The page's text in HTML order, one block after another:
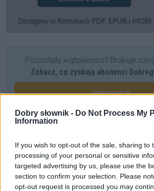
Dobry słownik - Do Not Process My
Information
If you wish to opt-out of the sale, sharing to
processing of your personal or sensitive
targeted advertising by us, please use the
section to confirm your selection. Please
opt-out request is processed you may
Pozostały wątpliwości? Brakuje
Zobacz, co zyskują abonenci
SPRAWDŹ
Zarówno ty, jak i ja chcemy znać liczbę
Prawo do używania języka prawnego
Odmiana: faryzeuszeczyfaryzeuszowie